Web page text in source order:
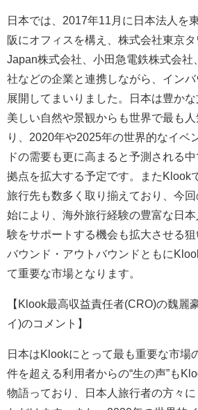
日本では、2017年11月に日本法人を
阪にオフィスを構え、株式会社東京
Japan株式会社、小田急電鉄株式会社
社などの企業と連携しながら、イン
展開してまいりました。日本は豊かな
美しい自然や景観からも世界で最も
り、2020年や2025年の世界的なイベ
ドの需要も更に高まると予測される
拠点を拡大する予定です。またKlook
旅行先も数多く取り揃えており、今
始により、海外旅行経験の豊富な日
験をサポートする機会も拡大させる
バウンド・アウトバウンドともに
て重要な市場となります。
【Klook最高収益責任者(CRO)の魏麗
イ)のコメント】
日本はKlookにとって最も重要な市場
件を超える利用者からの“生の声”も
物語っており、日本人旅行者の方々